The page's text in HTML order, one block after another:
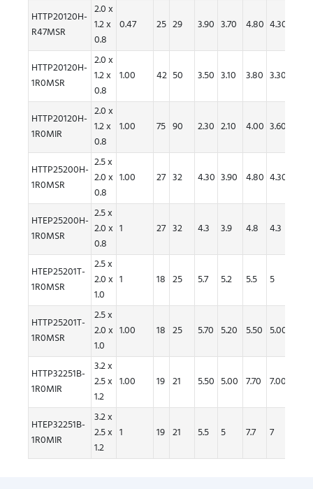
HTTP20120H-
R47MSR
2.0 x
1.2 x
0.8
0.47 25 29 3.90 3.70 4.80 4.30
HTTP20120H-
1R0MSR
2.0 x
1.2 x
0.8
1.00 42 50 3.50 3.10 3.80 3.30
HTTP20120H-
1R0MIR
2.0 x
1.2 x
0.8
1.00 75 90 2.30 2.10 4.00 3.60
HTTP25200H-
1R0MSR
2.5 x
2.0 x
0.8
1.00 27 32 4.30 3.90 4.80 4.30
HTEP25200H-
1R0MSR
2.5 x
2.0 x
0.8
1 27 32 4.3 3.9 4.8 4.3
HTEP25201T-
1R0MSR
2.5 x
2.0 x
1.0
1 18 25 5.7 5.2 5.5 5
HTTP25201T-
1R0MSR
2.5 x
2.0 x
1.0
1.00 18 25 5.70 5.20 5.50 5.00
HTTP32251B-
1R0MIR
3.2 x
2.5 x
1.2
1.00 19 21 5.50 5.00 7.70 7.00
HTEP32251B-
1R0MIR
3.2 x
2.5 x
1.2
1 19 21 5.5 5 7.7 7